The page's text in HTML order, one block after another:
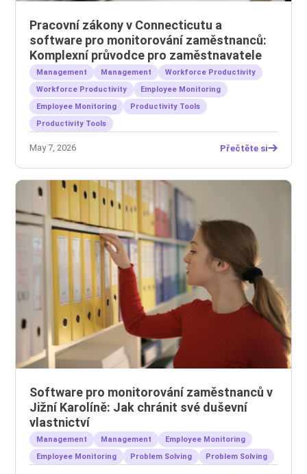
Pracovní zákony v Connecticutu a
software pro monitorování zaměstnanců:
Komplexní průvodce pro zaměstnavatele
Management Management
Workforce Productivity
Workforce Productivity
Employee Monitoring
Employee Monitoring
Productivity Tools
Productivity Tools
May 7, 2026 Přečtěte si
Software pro monitorování zaměstnanců v
Jižní Karolíně: Jak chránit své duševní
vlastnictví
Management Management
Employee Monitoring
Employee Monitoring
Problem Solving Problem Solving